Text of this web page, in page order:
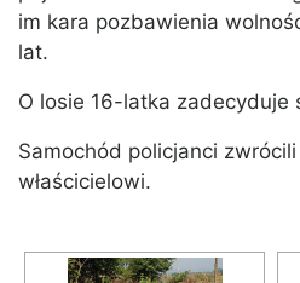
im kara pozbawienia
lat.
O losie 16-latka zadecyduje
Samochód policjanci
właścicielowi­­.